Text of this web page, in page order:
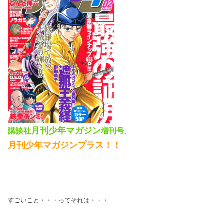
講談社月刊少年マガジン増刊号、
月刊少年マガジンプラス！！
すごいこと・・・ってそれは・・・